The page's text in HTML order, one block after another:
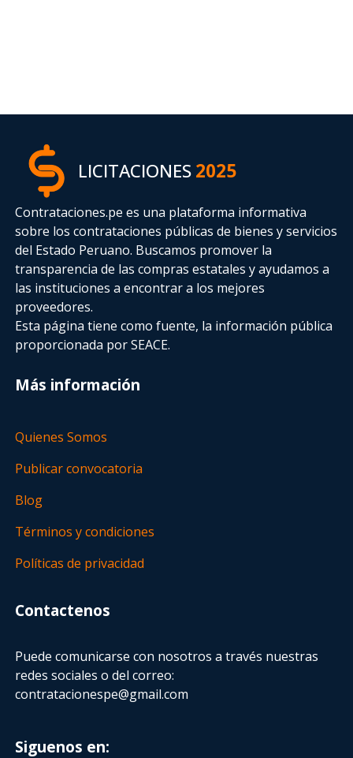
LICITACIONES2025
Contrataciones.pe es una plataforma informativa
sobre los contrataciones públicas de bienes y servicios
del Estado Peruano. Buscamos promover la
transparencia de las compras estatalesy ayudamos a
las instituciones a encontrar a los mejores
proveedores.
Esta página tiene como fuente, la información pública
proporcionada por SEACE.
Más información
Quienes Somos
Publicar convocatoria
Blog
Términos y condiciones
Políticas de privacidad
Contactenos
Puede comunicarse con nosotros a través nuestras
redes sociales o del correo:
contratacionespe@gmail.com
Siguenos en: